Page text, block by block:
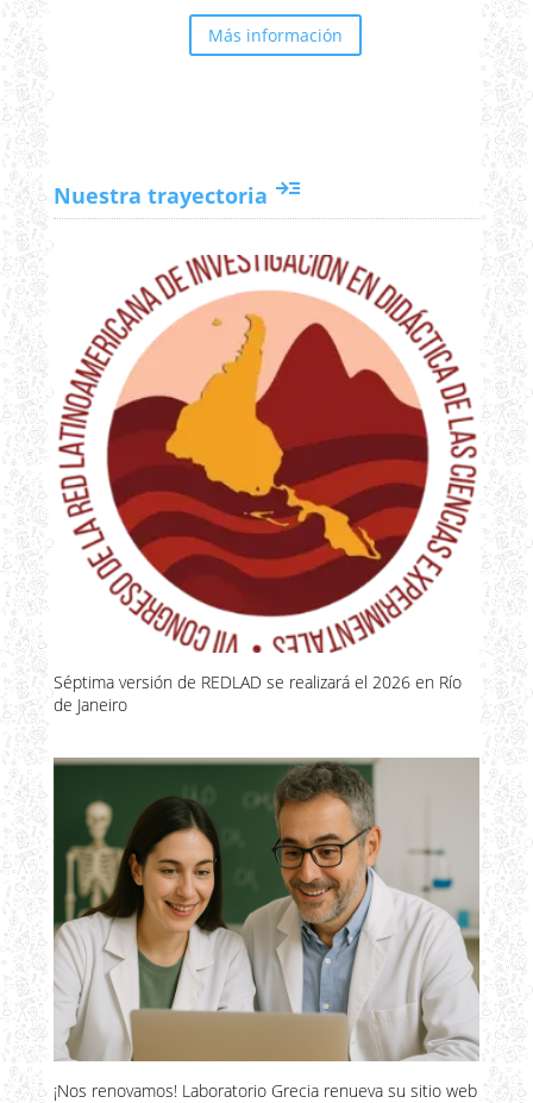
Más información
Nuestra trayectoria read_more
Séptima versión de REDLAD se realizará el 2026 en Río
de Janeiro
¡Nos renovamos! Laboratorio Grecia renueva su sitio web